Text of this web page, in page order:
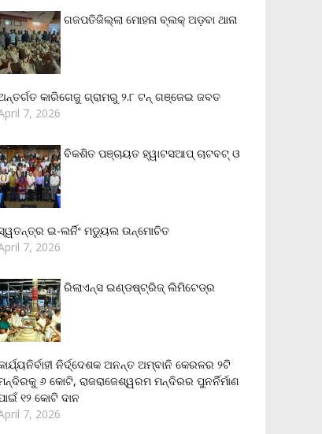
ଗଜପତିଜିଲ୍ଲା ମୋହନା ବ୍ଲକ୍‌ ଅଡ଼ବା ଥାନା
କାରିଗେଜୁ ଗ୍ରାମରୁ ୨.୮ ଟନ୍ ଗଞ୍ଜେଇ ଜବତ
7, 2026
ବିକଶିତ ପଞ୍ଚାୟତ ହ୍ୱାଟସଆପ୍ ଚାଟବଟ୍ ଓ
ଇ-ଲର୍ନିଂ ମଡ୍ୟୁଲ ଉନ୍ମୋଚିତ
7, 2026
ରିଲାଏନ୍‌ସ ଇଣ୍ଡଷ୍ଟ୍ରିଜ୍ ଲିମିଟେଡ୍‌ର
ନିର୍ଦ୍ଦେଶକ ଅନନ୍ତ ଅମ୍ବାନି କେରଳର ୨ଟି
୬ କୋଟି, ରାଜରାଜେଶ୍ୱରମ ମନ୍ଦିରର ପୁନର୍ନିର୍ମାଣ
୧୨ କୋଟି ଦାନ
7, 2026